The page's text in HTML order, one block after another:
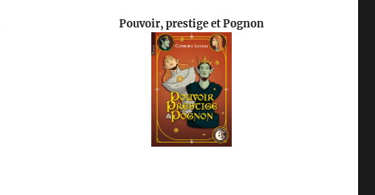
Pouvoir, prestige et Pognon